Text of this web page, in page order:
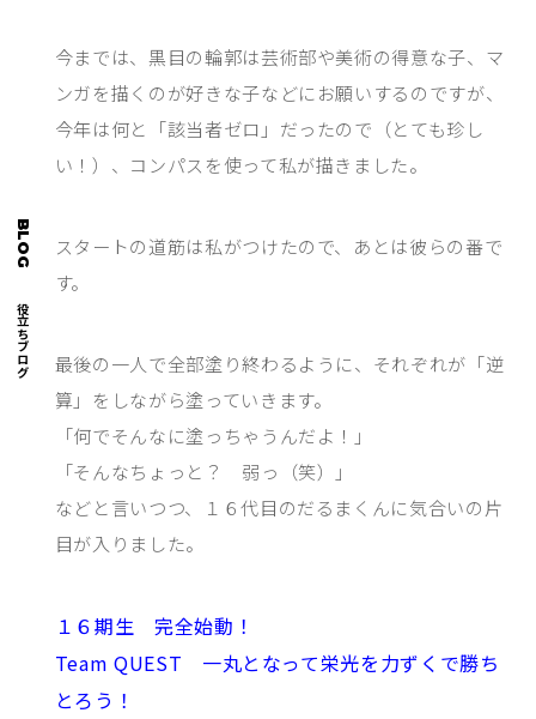
BLOG
お役立ちブログ
今までは、黒目の輪郭は芸術部や美術の得意な子、マ
ンガを描くのが好きな子などにお願いするのですが、
今年は何と「該当者ゼロ」だったので（とても珍し
い！）、コンパスを使って私が描きました。
スタートの道筋は私がつけたので、あとは彼らの番で
す。
最後の一人で全部塗り終わるように、それぞれが「逆
算」をしながら塗っていきます。
「何でそんなに塗っちゃうんだよ！」
「そんなちょっと？ 弱っ（笑）」
などと言いつつ、１６代目のだるまくんに気合いの片
目が入りました。
１６期生 完全始動！
Team QUEST 一丸となって栄光を力ずくで勝ち
とろう！